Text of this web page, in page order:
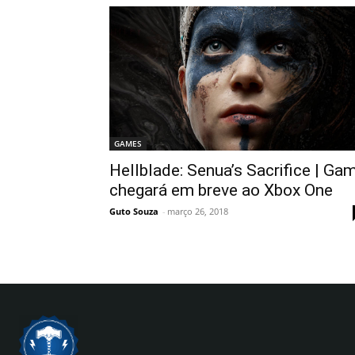
GAMES
Hellblade: Senua’s Sacrifice |
chegará em breve ao Xbox One
Guto Souza - março 26, 2018